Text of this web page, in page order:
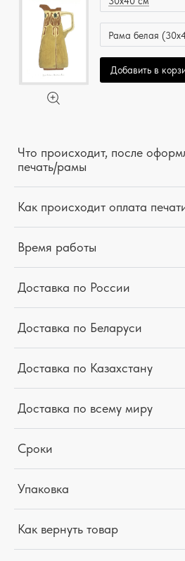
Рама белая
Добавить в
Что происходит, после
печать/рамы
Как происходит оплата
Время работы
Доставка по России
Доставка по Беларуси
Доставка по Казахстану
Доставка по всему миру
Сроки
Упаковка
Как вернуть товар